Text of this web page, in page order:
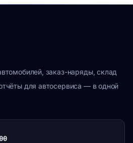
заказ-наряды, склад
для автосервиса — в одной